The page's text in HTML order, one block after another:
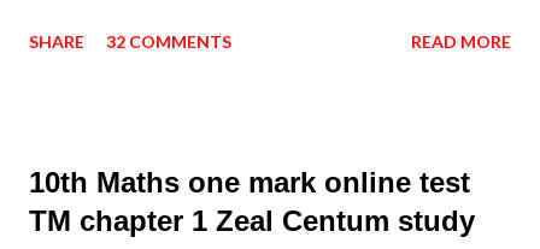
SHARE 32 COMMENTS READ MORE
10th Maths one mark online test
TM chapter 1 Zeal Centum study